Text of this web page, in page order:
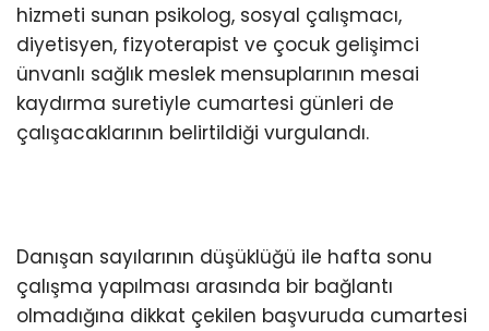
hizmeti sunan psikolog, sosyal çalışmacı,
diyetisyen, fizyoterapist ve çocuk gelişimci
ünvanlı sağlık meslek mensuplarının mesai
kaydırma suretiyle cumartesi günleri de
çalışacaklarının belirtildiği vurgulandı.
Danışan sayılarının düşüklüğü ile hafta sonu
çalışma yapılması arasında bir bağlantı
olmadığına dikkat çekilen başvuruda cumartesi